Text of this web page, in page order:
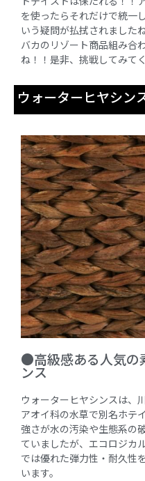
を使ったらそれだけで統一
いう疑問が払拭されました
バカのリゾート商品組み合
ね！！是非、挑戦してみて
ウォーターヒヤシン
●高級感ある人気の
ンス
ウォーターヒヤシンスは、
アオイ科の水草で別名ホテ
強さが水の汚染や生態系の
ていましたが、エコロジカ
では優れた弾力性・耐久性
います。